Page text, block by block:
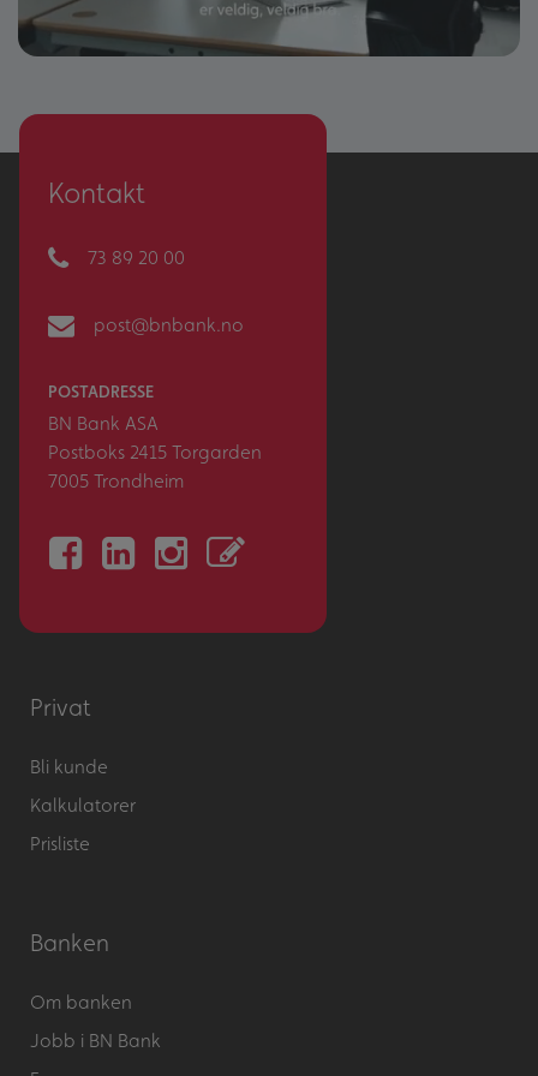
Kontakt
73 89 20 00
post@bnbank.no
POSTADRESSE
BN Bank ASA
Postboks 2415 Torgarden
7005 Trondheim
Privat
Bli kunde
Kalkulatorer
Prisliste
Banken
Om banken
Jobb i BN Bank